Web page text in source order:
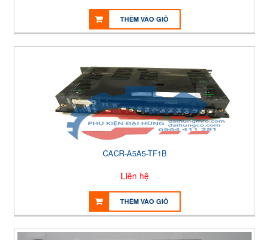
THÊM VÀO GIỎ
CACR-A5A5-TF1B
Liên hệ
THÊM VÀO GIỎ